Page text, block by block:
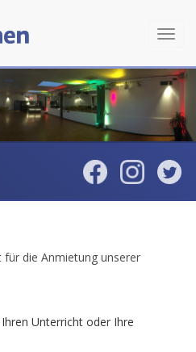
für die Anmietung unserer
Unterricht oder Ihre